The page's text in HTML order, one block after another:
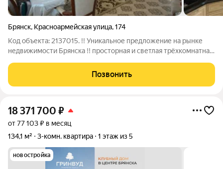
Брянск, Красноармейская улица,174
Код объекта: 2137015. !! Уникальное предложение на рынке
недвижимости Брянска !! просторная и светлая трёхкомнатная
значительными плюсами для выгодного приобретения и
комфортного проживания. Выбрав
Позвонить
18 371 700 ₽
от 77 103 ₽ в месяц
134,1 м²
3-комн. квартира 1 этаж из 5
новостройка